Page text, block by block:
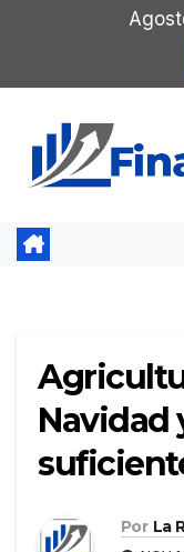
contenido
Navidad
Por La